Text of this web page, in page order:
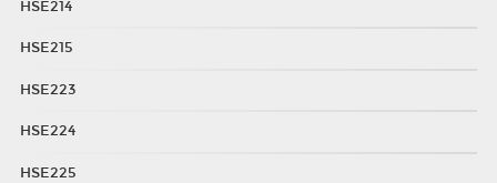
HSE214
HSE215
HSE223
HSE224
HSE225